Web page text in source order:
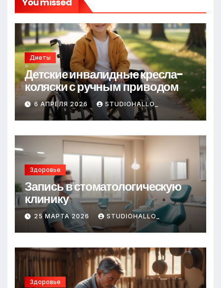
Диеты
Детские инвалидные кресла-
коляски с ручным приводом
6 АПРЕЛЯ 2026 STUDIOHALLO_
Здоровье
Запись в стоматологическую
клинику
25 МАРТА 2026 STUDIOHALLO_
Здоровье